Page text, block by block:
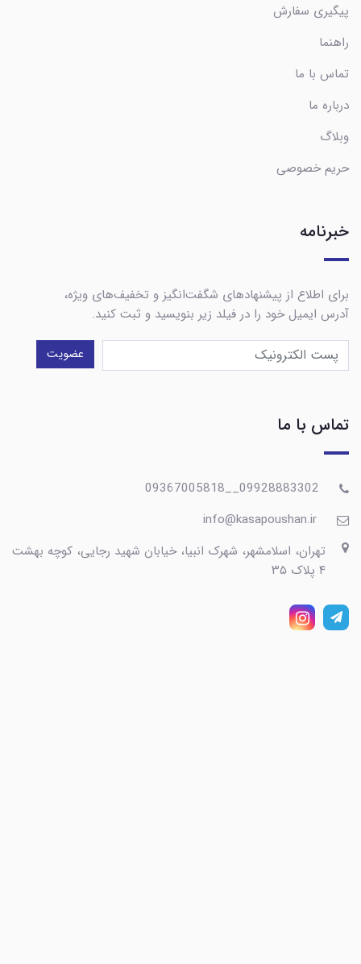
پیگیری سفارش
راهنما
تماس با ما
درباره ما
وبلاگ
حریم خصوصی
خبرنامه
برای اطلاع از پیشنهادهای شگفت‌انگیز و تخفیف‌های ویژه،
آدرس ایمیل خود را در فیلد زیر بنویسید و ثبت کنید.
عضویت
تماس با ما
تهران، اسلامشهر، شهرک انبیا، خیابان شهید رجایی، کوچه بهشت
۴ پلاک ۳۵